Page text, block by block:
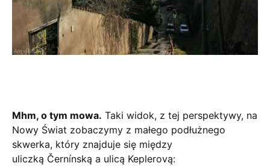
Mhm, o tym mowa. Taki widok, z tej perspektywy, na
Nowy Świat zobaczymy z małego podłużnego
skwerka, który znajduje się między
uliczką Černínską a ulicą Keplerovą: